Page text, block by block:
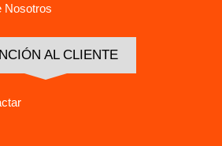
Nosotros
AL CLIENTE